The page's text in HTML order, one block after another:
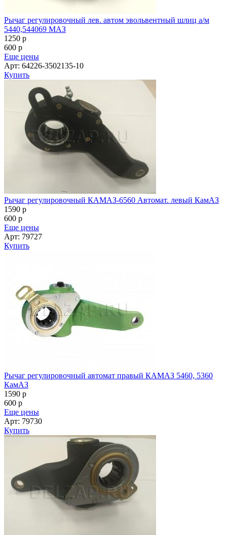
Рычаг регулировочный лев. автом эвольвентный шлиц а/м
5440,544069 МАЗ
1250 p
600 p
Еще цены
Арт: 64226-3502135-10
Купить
Рычаг регулировочный КАМАЗ-6560 Автомат. левый КамАЗ
1590 p
600 p
Еще цены
Арт: 79727
Купить
Рычаг регулировочный автомат правый КАМАЗ 5460, 5360
КамАЗ
1590 p
600 p
Еще цены
Арт: 79730
Купить